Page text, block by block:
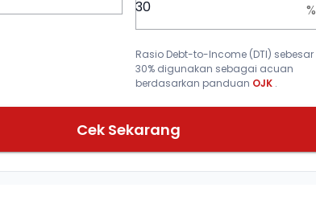
%
Rasio Debt-to-Income (DTI) sebesar
30% digunakan sebagai acuan
berdasarkan panduan OJK .
Cek Sekarang